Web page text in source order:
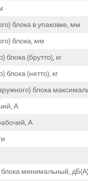
блока в упаковке, мм
блока, мм
(брутто), кг
(нетто), кг
блока
А
А
минимальный, дБ(А)